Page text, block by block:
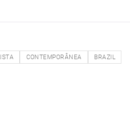
CONTEMPORÂNEA BRAZIL